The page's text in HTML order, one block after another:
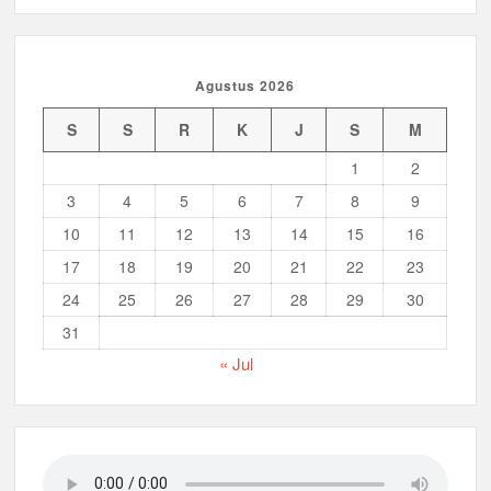
Agustus 2026
S S R K J S
M
1
2
3
4 5 6 7 8
9
10
11 12 13 14 15
16
17
18 19 20 21 22
23
24
25 26 27 28 29
30
31
« Jul